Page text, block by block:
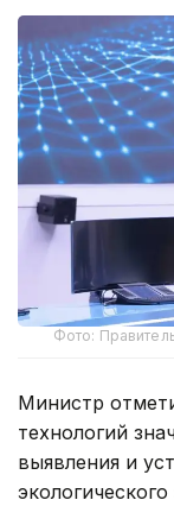
Фото:
Министр
технологий
выявления и